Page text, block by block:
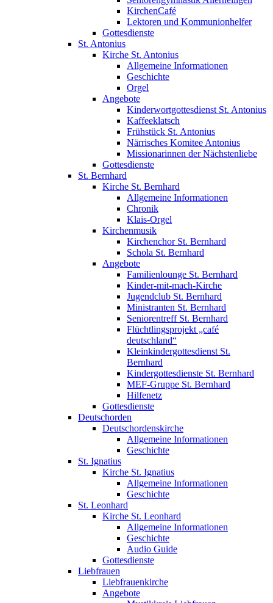
KirchenCafé
Lektoren und Kommunionhelfer
Gottesdienste
St. Antonius
Kirche St. Antonius
Allgemeine Informationen
Geschichte
Orgel
Angebote
Kinderwortgottesdienst St. Antonius
Kaffeeklatsch
Frühstück St. Antonius
Närrisches Komitee Antonius
Missionarinnen der Nächstenliebe
Gottesdienste
St. Bernhard
Kirche St. Bernhard
Allgemeine Informationen
Chronik
Klais-Orgel
Kirchenmusik
Kirchenchor St. Bernhard
Schola St. Bernhard
Angebote
Familienlounge St. Bernhard
Kinder-mit-mach-Kirche
Jugendclub St. Bernhard
Ministranten St. Bernhard
Seniorentreff St. Bernhard
Flüchtlingsprojekt „café
deutschland“
Kleinkindergottesdienst St.
Bernhard
Kindergottesdienste St. Bernhard
MEF-Gruppe St. Bernhard
Hilfenetz
Gottesdienste
Deutschorden
Deutschordenskirche
Allgemeine Informationen
Geschichte
St. Ignatius
Kirche St. Ignatius
Allgemeine Informationen
Geschichte
St. Leonhard
Kirche St. Leonhard
Allgemeine Informationen
Geschichte
Audio Guide
Gottesdienste
Liebfrauen
Liebfrauenkirche
Angebote